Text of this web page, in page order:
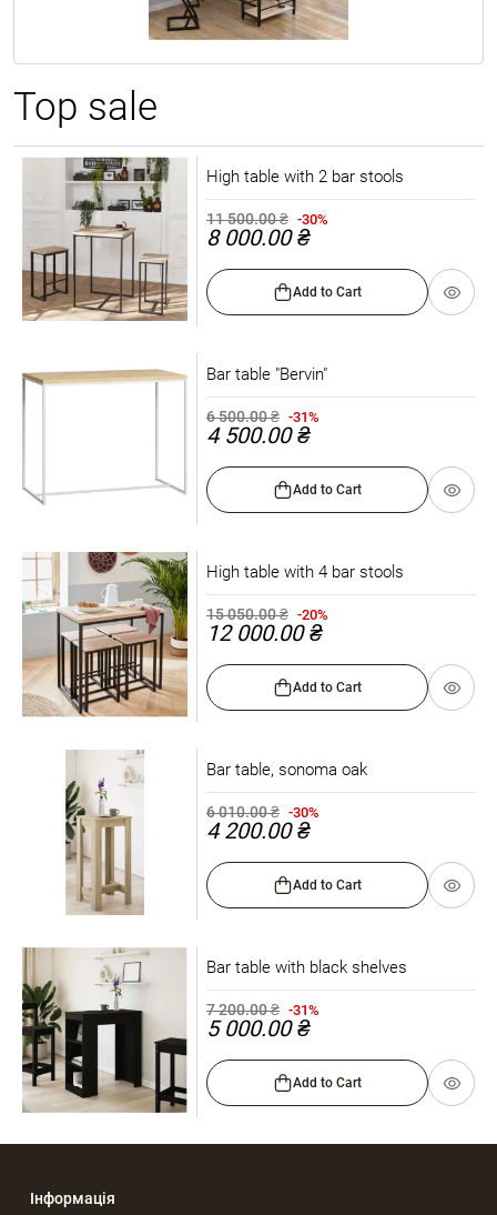
Top sale
High table with 2 bar stools
11 500.00 ₴ -30%
8 000.00 ₴
Add to Cart
Bar table "Bervin"
6 500.00 ₴ -31%
4 500.00 ₴
Add to Cart
High table with 4 bar stools
15 050.00 ₴ -20%
12 000.00 ₴
Add to Cart
Bar table, sonoma oak
6 010.00 ₴ -30%
4 200.00 ₴
Add to Cart
Bar table with black shelves
7 200.00 ₴ -31%
5 000.00 ₴
Add to Cart
Інформація